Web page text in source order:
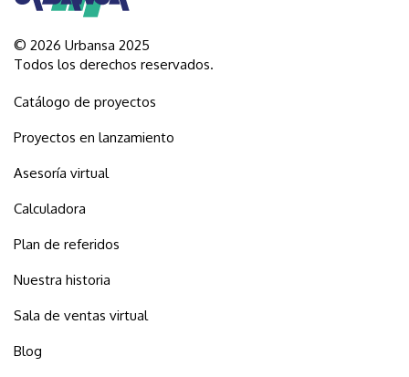
© 2026 Urbansa 2025
Todos los derechos reservados.
Catálogo de proyectos
Proyectos en lanzamiento
Asesoría virtual
Calculadora
Plan de referidos
Nuestra historia
Sala de ventas virtual
Blog